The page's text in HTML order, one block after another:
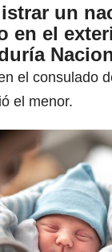
un
en el
el consulado
el menor.